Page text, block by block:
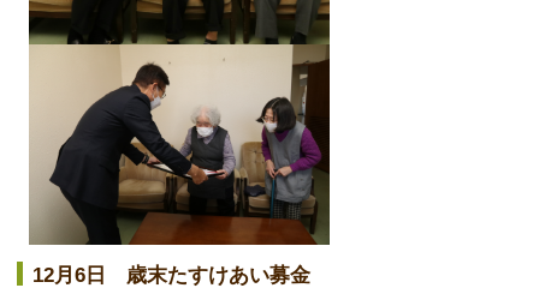
12月6日 歳末たすけあい募金